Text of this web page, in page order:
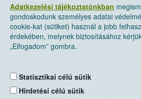
Adatkezelési tájékoztatónkban
gondoskodunk személyes adatai
cookie-kat (sütiket) használ a jobb
érdekében, melynek biztosításához
„Elfogadom” gombra.
Statisztikai célú sütik
Hirdetési célú sütikNemzeti Élelmiszerlánc-